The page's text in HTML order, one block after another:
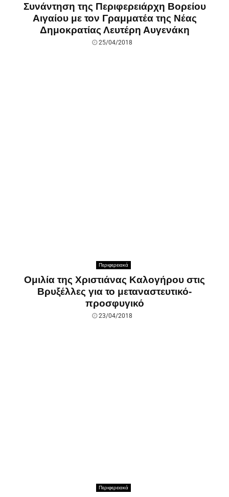
Συνάντηση της Περιφερειάρχη Βορείου
Αιγαίου με τον Γραμματέα της Νέας
Δημοκρατίας Λευτέρη Αυγενάκη
25/04/2018
Περιφερειακά
Ομιλία της Χριστιάνας Καλογήρου στις
Βρυξέλλες για το μεταναστευτικό-
προσφυγικό
23/04/2018
Περιφερειακά